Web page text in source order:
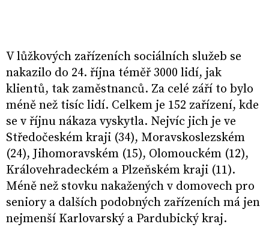
V lůžkových zařízeních sociálních služeb se
nakazilo do 24. října téměř 3000 lidí, jak
klientů, tak zaměstnanců. Za celé září to bylo
méně než tisíc lidí. Celkem je 152 zařízení, kde
se v říjnu nákaza vyskytla. Nejvíc jich je ve
Středočeském kraji (34), Moravskoslezském
(24), Jihomoravském (15), Olomouckém (12),
Královehradeckém a Plzeňském kraji (11).
Méně než stovku nakažených v domovech pro
seniory a dalších podobných zařízeních má jen
nejmenší Karlovarský a Pardubický kraj.